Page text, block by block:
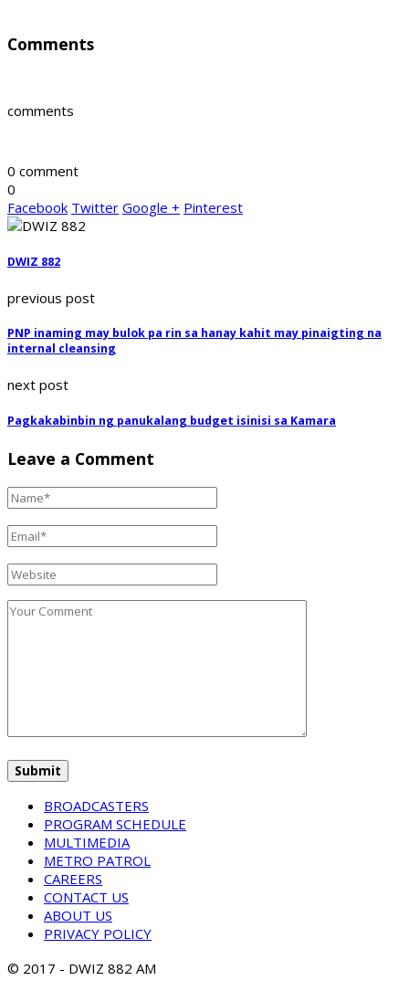
Comments
comments
0 comment
0
Facebook Twitter Google + Pinterest
DWIZ 882
previous post
PNP inaming may bulok pa rin sa hanay kahit may pinaigting na
internal cleansing
next post
Pagkakabinbin ng panukalang budget isinisi sa Kamara
Leave a Comment
BROADCASTERS
PROGRAM SCHEDULE
MULTIMEDIA
METRO PATROL
CAREERS
CONTACT US
ABOUT US
PRIVACY POLICY
© 2017 - DWIZ 882 AM